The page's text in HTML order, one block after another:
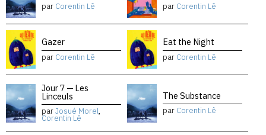
par Corentin Lê par Corentin Lê
Gazer
par Corentin Lê
Eat the Night
par Corentin Lê
Jour 7 — Les
Linceuls
parJosué Morel,
Corentin Lê
The Substance
par Corentin Lê